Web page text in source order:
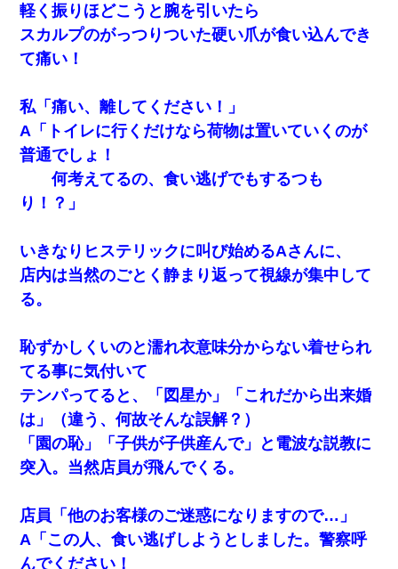
軽く振りほどこうと腕を引いたら
スカルプのがっつりついた硬い爪が食い込んでき
て痛い！
私「痛い、離してください！」
A「トイレに行くだけなら荷物は置いていくのが
普通でしょ！
何考えてるの、食い逃げでもするつも
り！？」
いきなりヒステリックに叫び始めるAさんに、
店内は当然のごとく静まり返って視線が集中して
る。
恥ずかしくいのと濡れ衣意味分からない着せられ
てる事に気付いて
テンパってると、「図星か」「これだから出来婚
は」（違う、何故そんな誤解？）
「園の恥」「子供が子供産んで」と電波な説教に
突入。当然店員が飛んでくる。
店員「他のお客様のご迷惑になりますので…」
A「この人、食い逃げしようとしました。警察呼
んでください！